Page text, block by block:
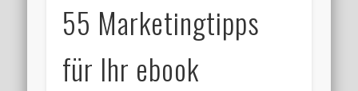
55 Marketingtipps
für Ihr ebook